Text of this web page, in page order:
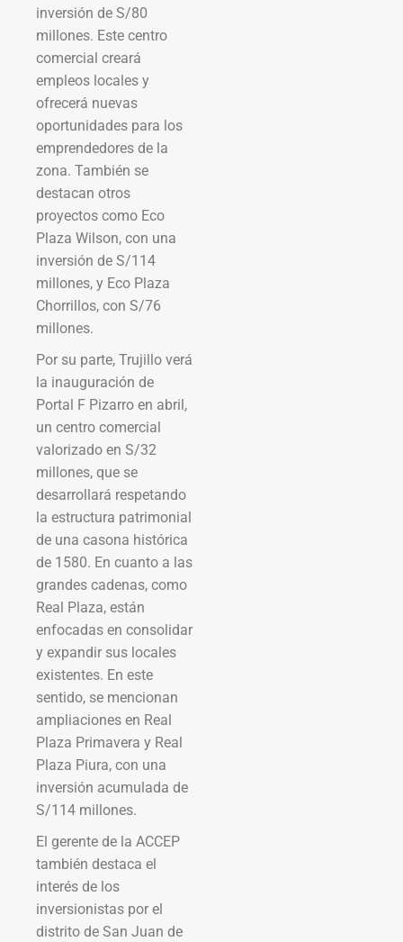
inversión de S/80
millones. Este centro
comercial creará
empleos locales y
ofrecerá nuevas
oportunidades para los
emprendedores de la
zona. También se
destacan otros
proyectos como Eco
Plaza Wilson, con una
inversión de S/114
millones, y Eco Plaza
Chorrillos, con S/76
millones.
Por su parte, Trujillo verá
la inauguración de
Portal F Pizarro en abril,
un centro comercial
valorizado en S/32
millones, que se
desarrollará respetando
la estructura patrimonial
de una casona histórica
de 1580. En cuanto a las
grandes cadenas, como
Real Plaza, están
enfocadas en consolidar
y expandir sus locales
existentes. En este
sentido, se mencionan
ampliaciones en Real
Plaza Primavera y Real
Plaza Piura, con una
inversión acumulada de
S/114 millones.
El gerente de la ACCEP
también destaca el
interés de los
inversionistas por el
distrito de San Juan de